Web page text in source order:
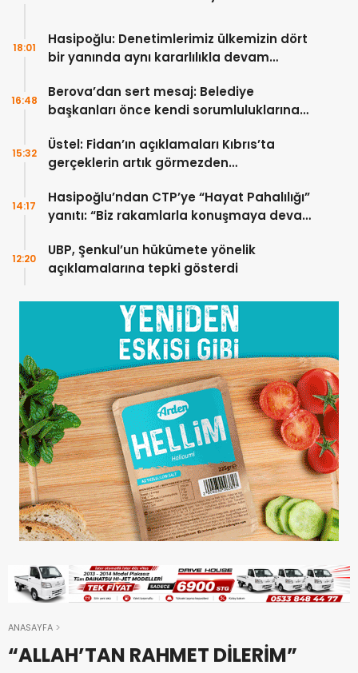
Hasipoğlu: Denetimlerimiz ülkemizin dört
bir yanında aynı kararlılıkla devam
18:01
Berova’dan sert mesaj: Belediye
başkanları önce kendi sorumluluklarına
16:48
Üstel: Fidan’ın açıklamaları Kıbrıs’ta
gerçeklerin artık görmezden
15:32
Hasipoğlu’ndan CTP’ye “Hayat Pahalılığı”
yanıtı: “Biz rakamlarla konuşmaya devam
14:17
UBP, Şenkul’un hükümete yönelik
açıklamalarına tepki gösterdi
12:20
ANASAYFA
“ALLAH’TAN RAHMET DİLERİM”